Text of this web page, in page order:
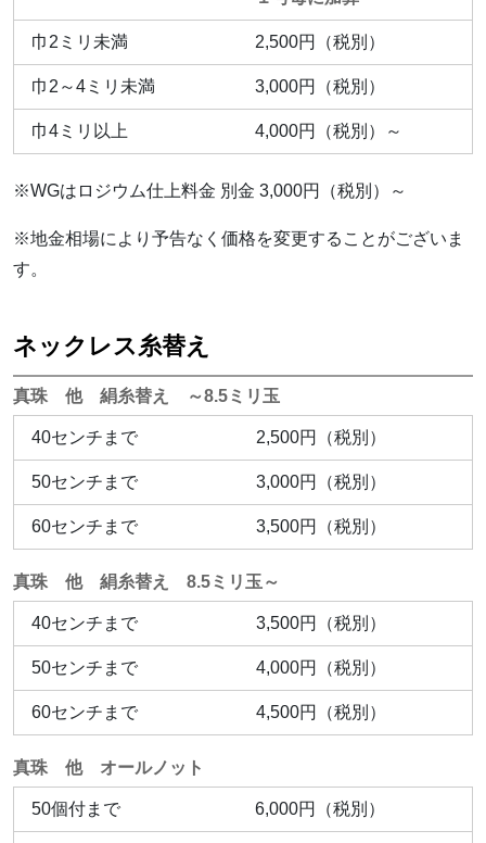
巾2ミリ未満 2,500円（税別）
巾2～4ミリ未満 3,000円（税別）
巾4ミリ以上 4,000円（税別）～
※WGはロジウム仕上料金 別金 3,000円（税別）～
※地金相場により予告なく価格を変更することがございま
す。
ネックレス糸替え
真珠 他 絹糸替え ～8.5ミリ玉
40センチまで 2,500円（税別）
50センチまで 3,000円（税別）
60センチまで 3,500円（税別）
真珠 他 絹糸替え 8.5ミリ玉～
40センチまで 3,500円（税別）
50センチまで 4,000円（税別）
60センチまで 4,500円（税別）
真珠 他 オールノット
50個付まで 6,000円（税別）